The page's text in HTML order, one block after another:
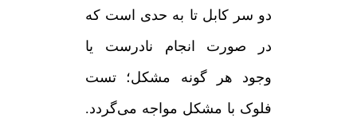
دو سر کابل تا به حدی است که
در صورت انجام نادرست یا
وجود هر گونه مشکل؛ تست
فلوک با مشکل مواجه می‌گردد.